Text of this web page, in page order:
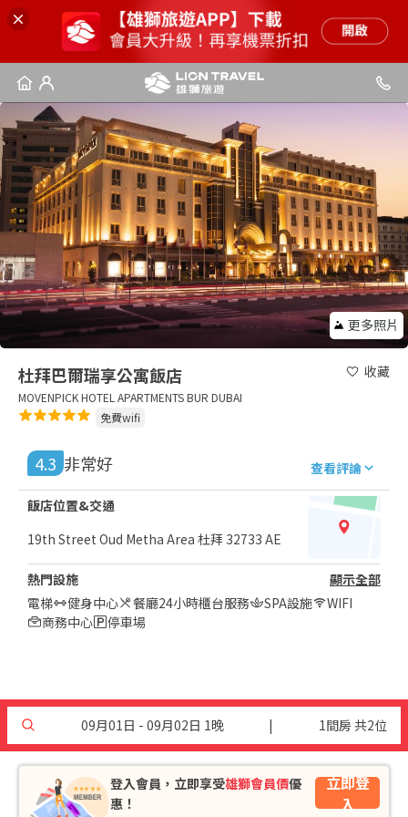
更多照片
杜拜巴爾瑞享公寓飯店
MOVENPICK HOTEL APARTMENTS BUR DUBAI
免費wifi
收藏
4.3 非常好 查看評論
飯店位置&交通
19th Street Oud Metha Area 杜拜 32733 AE
熱門設施
顯示全部
電梯
健身中心 餐廳24小時櫃台服務 SPA設施
WIFI
商務中心
停車場
09月01日 - 09月02日 1晚 | 1間房 共2位
登入會員，立即享受雄獅會員價優
惠！
立即登
入